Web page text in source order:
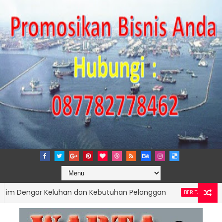
Keluhan dan Kebutuhan Pelanggan BERITA UTAMA